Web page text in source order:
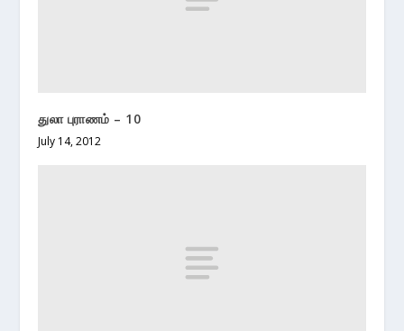
துலா புராணம் – 10
July 14, 2012